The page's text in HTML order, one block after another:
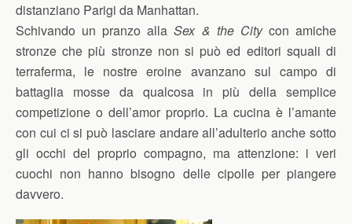
distanziano Parigi da Manhattan.
Schivando un pranzo allaSex & the Citycon amiche
stronze che più stronze non si può ed editori squali di
terraferma, le nostre eroine avanzano sul campo di
battaglia mosse da qualcosa in più della semplice
competizione o dell’amor proprio. La cucina è l’amante
con cui ci si può lasciare andare all’adulterio anche sotto
gli occhi del proprio compagno, ma attenzione: i veri
cuochi non hanno bisogno delle cipolle per piangere
davvero.